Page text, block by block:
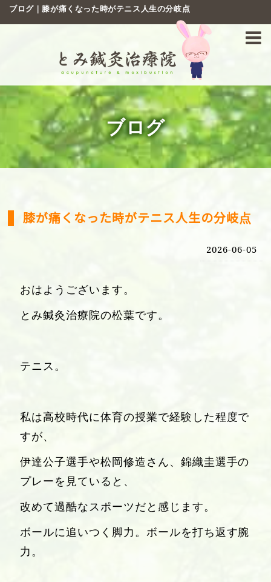
ブログ｜膝が痛くなった時がテニス人生の分岐点
ブログ
膝が痛くなった時がテニス人生の分岐点
2026-06-05
おはようございます。
とみ鍼灸治療院の松葉です。
テニス。
私は高校時代に体育の授業で経験した程度で
すが、
伊達公子選手や松岡修造さん、錦織圭選手の
プレーを見ていると、
改めて過酷なスポーツだと感じます。
ボールに追いつく脚力。ボールを打ち返す腕
力。